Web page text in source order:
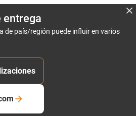
entrega
de país/región puede influir en varios